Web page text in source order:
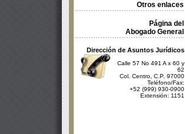
Otros enlaces
Página del
Abogado General
Dirección de Asuntos Jurídicos
Calle 57 No 491 A x 60 y
62
Col. Centro, C.P. 97000
Teléfono/Fax:
+52 (999) 930-0900
Extensión: 1151